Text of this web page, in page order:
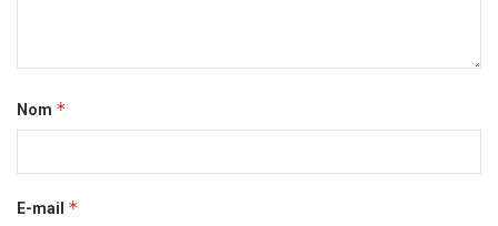
Nom *
E-mail *